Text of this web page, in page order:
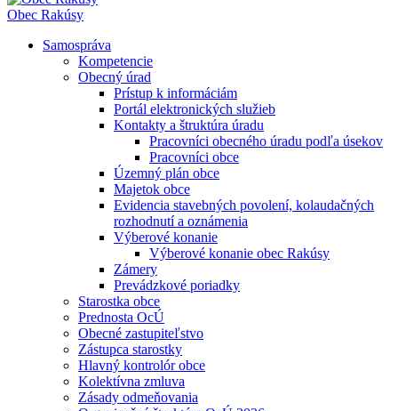
Obec Rakúsy
Samospráva
Kompetencie
Obecný úrad
Prístup k informáciám
Portál elektronických služieb
Kontakty a štruktúra úradu
Pracovníci obecného úradu podľa úsekov
Pracovníci obce
Územný plán obce
Majetok obce
Evidencia stavebných povolení, kolaudačných
rozhodnutí a oznámenia
Výberové konanie
Výberové konanie obec Rakúsy
Zámery
Prevádzkové poriadky
Starostka obce
Prednosta OcÚ
Obecné zastupiteľstvo
Zástupca starostky
Hlavný kontrolór obce
Kolektívna zmluva
Zásady odmeňovania